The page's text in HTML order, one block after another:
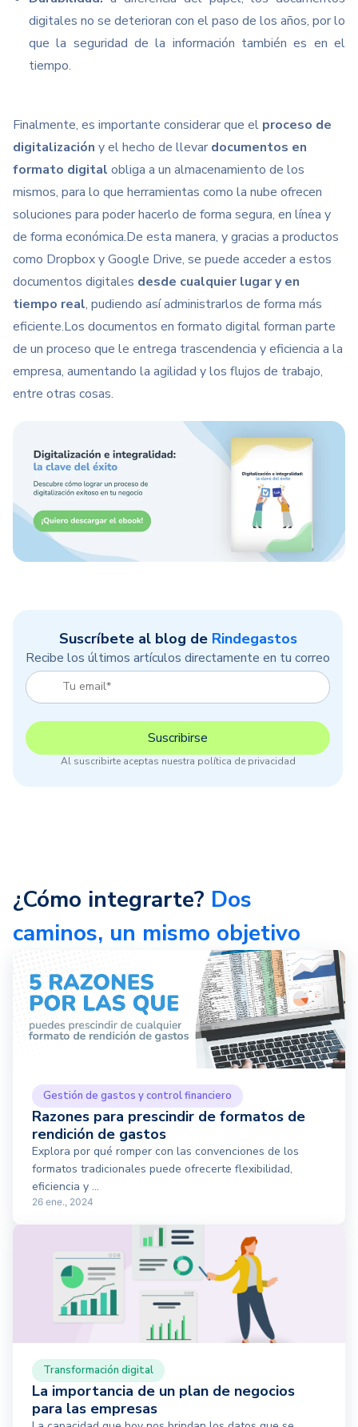
Suscríbete al blog de Rindegastos
Recibe los últimos artículos directamente en tu correo
Al suscribirte aceptas nuestra política de privacidad
digitales no se deterioran con el paso de los años, por lo
que la seguridad de la información también es en el
tiempo.
Finalmente, es importante considerar que el proceso de
digitalización y el hecho de llevar documentos en
formato digital obliga a un almacenamiento de los
mismos, para lo que herramientas como la nube ofrecen
soluciones para poder hacerlo de forma segura, en línea y
de forma económica.De esta manera, y gracias a productos
como Dropbox y Google Drive, se puede acceder a estos
documentos digitales desde cualquier lugar y en
tiempo real, pudiendo así administrarlos de forma más
eficiente.Los documentos en formato digital forman parte
de un proceso que le entrega trascendencia y eficiencia a la
empresa, aumentando la agilidad y los flujos de trabajo,
entre otras cosas.
¿Cómo integrarte? Dos
caminos, un mismo objetivo
Gestión de gastos y control financiero
Razones para prescindir de formatos de
rendición de gastos
Explora por qué romper con las convenciones de los
formatos tradicionales puede ofrecerte flexibilidad,
eficiencia y ...
26 ene., 2024
Transformación digital
La importancia de un plan de negocios
para las empresas